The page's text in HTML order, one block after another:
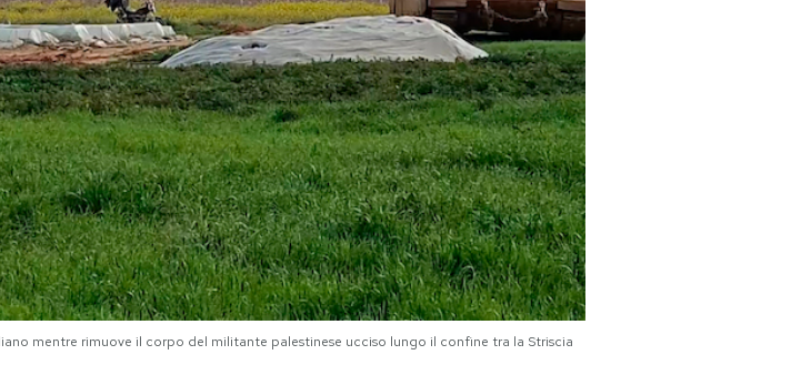
mentre rimuove il corpo del militante palestinese ucciso lungo il confine tra la Striscia